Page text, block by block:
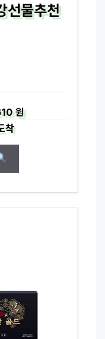
선물추천
원
착